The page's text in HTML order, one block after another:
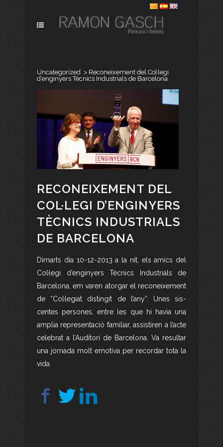
Uncategorized > Reconeixement del Col·legi
d’enginyers Tècnics Industrials de Barcelona
RECONEIXEMENT DEL
COL·LEGI D’ENGINYERS
TÈCNICS INDUSTRIALS
DE BARCELONA
Dimarts dia 10-12-2013 a la nit, els amics del
Col·legi d’enginyers Tècnics Industrials de
Barcelona, em varen atorgar el reconeixement
de “Col·legiat distingit de l’any”. Unes sis-
centes persones, entre les que hi havia una
amplia representació familiar, assistiren a l’acte
celebrat a l’Auditori de Barcelona. Va resultar
una jornada molt emotiva per recordar tota la
vida.